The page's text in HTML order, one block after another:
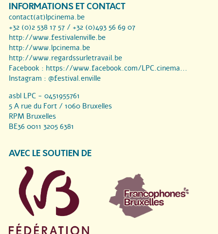
INFORMATIONS ET CONTACT
contact(at)lpcinema.be
+32 (0)2 538 17 57 / +32 (0)493 56 69 07
http://www.festivalenville.be
http://www.lpcinema.be
http://www.regardssurletravail.be
Facebook : https://www.facebook.com/LPC.cinema...
Instagram : @festival.enville
asbl LPC - 0451955761
5 A rue du Fort / 1060 Bruxelles
RPM Bruxelles
BE36 0011 3205 6381
AVEC LE SOUTIEN DE